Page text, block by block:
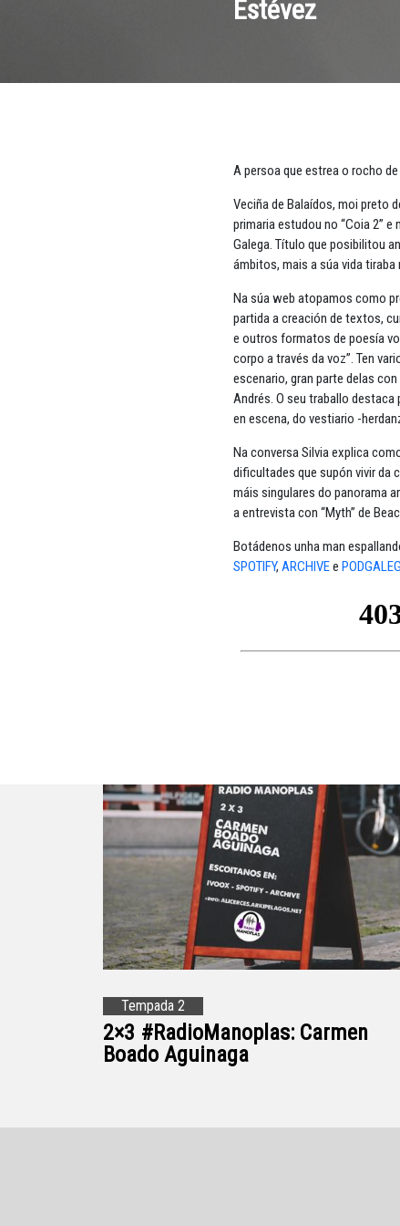
Estévez
A persoa que estrea o rocho
Veciña de Balaídos, moi preto
primaria estudou no “Coia 2”
Galega. Título que posibilitou
ámbitos, mais a súa vida tiraba
Na súa web atopamos como
partida a creación de textos,
e outros formatos de poesía
corpo a través da voz”. Ten
escenario, gran parte delas
Andrés. O seu traballo
en escena, do vestiario -
Na conversa Silvia explica
dificultades que supón vivir da
máis singulares do panorama
a entrevista con “Myth” de
Botádenos unha man
SPOTIFY, ARCHIVEe
Tempada 2
2×3 #RadioManoplas: Carmen
Boado Aguinaga